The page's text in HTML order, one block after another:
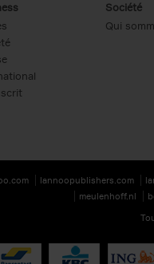
Société
Qui
lannoopublishers.com
meulenhoff.nl